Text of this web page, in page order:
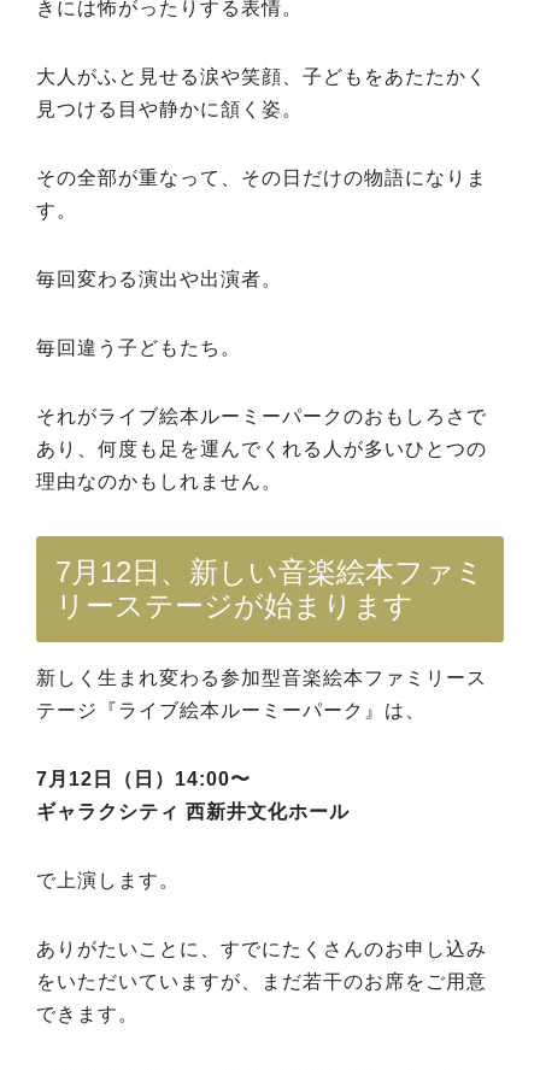
きには怖がったりする表情。
大人がふと見せる涙や笑顔、子どもをあたたかく
見つける目や静かに頷く姿。
その全部が重なって、その日だけの物語になりま
す。
毎回変わる演出や出演者。
毎回違う子どもたち。
それがライブ絵本ルーミーパークのおもしろさで
あり、何度も足を運んでくれる人が多いひとつの
理由なのかもしれません。
7月12日、新しい音楽絵本ファミ
リーステージが始まります
新しく生まれ変わる参加型音楽絵本ファミリース
テージ『ライブ絵本ルーミーパーク』は、
7月12日（日）14:00〜
ギャラクシティ 西新井文化ホール
で上演します。
ありがたいことに、すでにたくさんのお申し込み
をいただいていますが、まだ若干のお席をご用意
できます。